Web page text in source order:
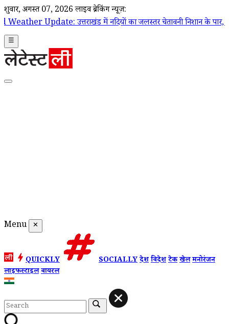
शुक्रवार, अगस्त 07, 2026 लाइव ब्रेकिंग न्यूज़:
उत्तराखंड में नदियों का जलस्तर चेतावनी निशान के पार, 132 सड़कें बंद;
☰
Menu ✕
QUICKLY SOCIALLYदेशविदेशटेकखेलमनोरंजन
लाइफस्टाइलवायरल